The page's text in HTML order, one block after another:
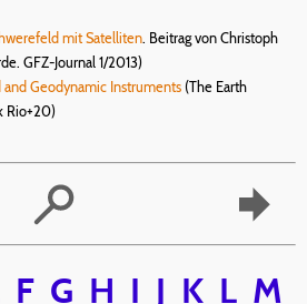
mit Satelliten. Beitrag von Christoph
GFZ-Journal 1/2013)
Geodynamic Instruments (The Earth
Rio+20)
F G H I J K L M